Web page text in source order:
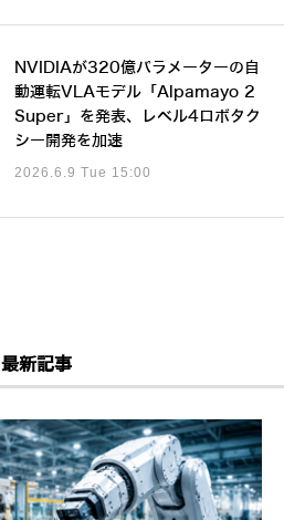
NVIDIAが320億パラメーターの自
動運転VLAモデル「Alpamayo 2
Super」を発表、レベル4ロボタク
シー開発を加速
2026.6.9 Tue 15:00
最新記事